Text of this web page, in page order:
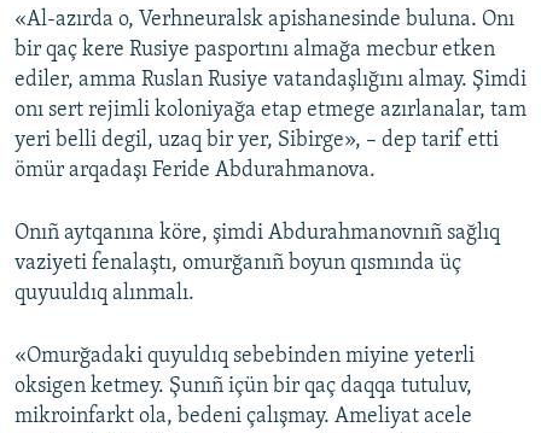
RFE/RS bütün saytları
«Al-azırda o, Verhneuralsk apishanesinde buluna. Onı
bir qaç kere Rusiye pasportını almağa mecbur etken
ediler, amma Ruslan Rusiye vatandaşlığını almay. Şimdi
onı sert rejimli koloniyağa etap etmege azırlanalar, tam
yeri belli degil, uzaq bir yer, Sibirge», – dep tarif etti
ömür arqadaşı Feride Abdurahmanova.
Onıñ aytqanına köre, şimdi Abdurahmanovnıñ sağlıq
vaziyeti fenalaştı, omurğanıñ boyun qısmında üç
quyuuldıq alınmalı.
«Omurğadaki quyuldıq sebebinden miyine yeterli
oksigen ketmey. Şunıñ içün bir qaç daqqa tutuluv,
mikroinfarkt ola, bedeni çalışmay. Ameliyat acele